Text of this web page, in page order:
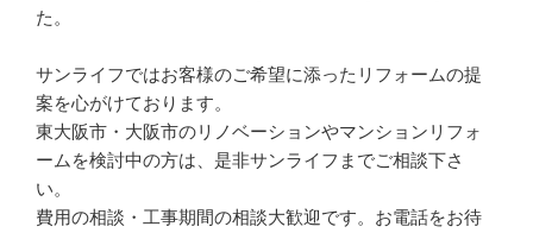
た。
サンライフではお客様のご希望に添ったリフォームの提
案を心がけております。
東大阪市・大阪市のリノベーションやマンションリフォ
ームを検討中の方は、是非サンライフまでご相談下さ
い。
費用の相談・工事期間の相談大歓迎です。お電話をお待